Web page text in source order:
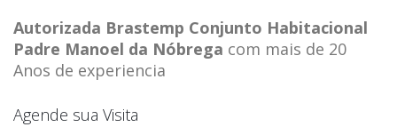
Autorizada Brastemp Conjunto Habitacional
Padre Manoel da Nóbrega com mais de 20
Anos de experiencia
Agende sua Visita